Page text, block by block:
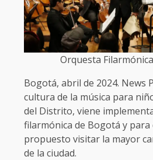
Orquesta
Bogotá, abril de 2024. News
cultura de la música para
del Distrito, viene
filarmónica de Bogotá y para
propuesto visitar la mayor
de la ciudad.